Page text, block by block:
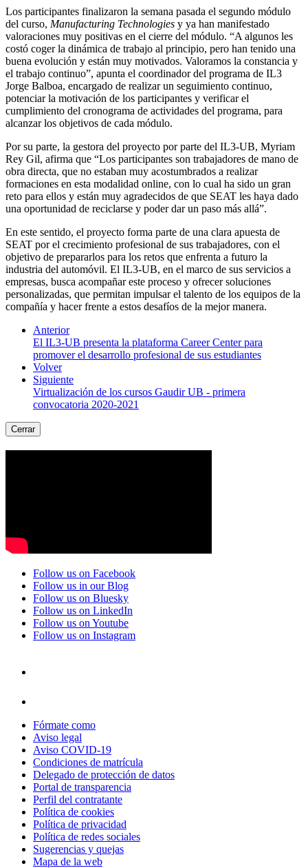
Los participantes finalizaron la semana pasada el segundo módulo
del curso, Manufacturing Technologies y ya han manifestado
valoraciones muy positivas en el cierre del módulo. “A algunos les
costó coger la dinámica de trabajo al principio, pero han tenido una
buena evolución y están muy motivados. Valoramos la constancia y
el trabajo continuo”, apunta el coordinador del programa de IL3
Jorge Balboa, encargado de realizar un seguimiento continuo,
potenciar la motivación de los participantes y verificar el
cumplimiento del cronograma de actividades del programa, para
alcanzar los objetivos de cada módulo.
Por su parte, la gestora del proyecto por parte del IL3-UB, Myriam
Rey Gil, afirma que “Los participantes son trabajadores de mano de
obra directa, que no estaban muy acostumbrados a realizar
formaciones en esta modalidad online, con lo cual ha sido un gran
reto para ellos y están muy agradecidos de que SEAT les haya dado
una oportunidad de reciclarse y poder dar un paso más allá”.
En este sentido, el proyecto forma parte de una clara apuesta de
SEAT por el crecimiento profesional de sus trabajadores, con el
objetivo de prepararlos para los retos que enfrenta a futuro la
industria del automóvil. El IL3-UB, en el marco de sus servicios a
empresas, busca acompañar este proceso y ofrecer soluciones
personalizadas, que permitan impulsar el talento de los equipos de la
compañía y hacer frente a estos desafíos de la mejor manera.
Anterior
El IL3-UB presenta la plataforma Career Center para
promover el desarrollo profesional de sus estudiantes
Volver
Siguiente
Virtualización de los cursos Gaudir UB - primera
convocatoria 2020-2021
Cerrar
Follow us on Facebook
Follow us in our Blog
Follow us on Bluesky
Follow us on LinkedIn
Follow us on Youtube
Follow us on Instagram
Fórmate como
Aviso legal
Aviso COVID-19
Condiciones de matrícula
Delegado de protección de datos
Portal de transparencia
Perfil del contratante
Política de cookies
Política de privacidad
Política de redes sociales
Sugerencias y quejas
Mapa de la web